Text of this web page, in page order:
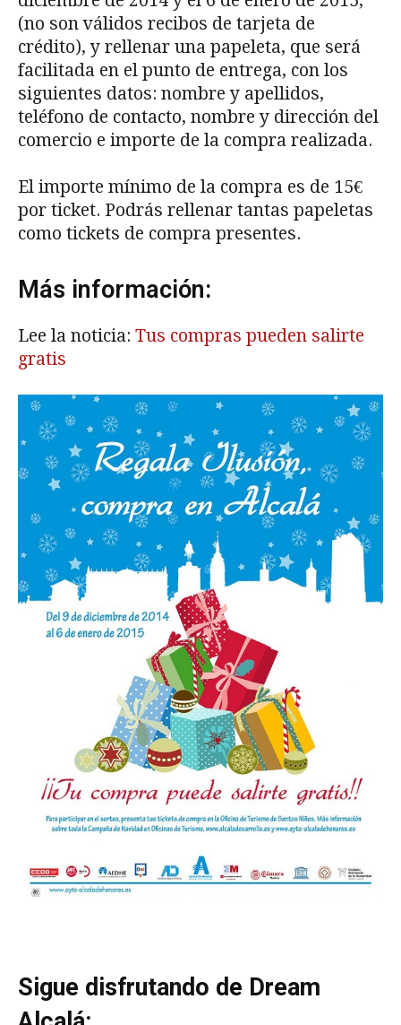
(no son válidos recibos de tarjeta de
crédito), y rellenar una papeleta, que será
facilitada en el punto de entrega, con los
siguientes datos: nombre y apellidos,
teléfono de contacto, nombre y dirección del
comercio e importe de la compra realizada.
El importe mínimo de la compra es de 15€
por ticket. Podrás rellenar tantas papeletas
como tickets de compra presentes.
Más información:
Lee la noticia: Tus compras pueden salirte
gratis
Sigue disfrutando de Dream